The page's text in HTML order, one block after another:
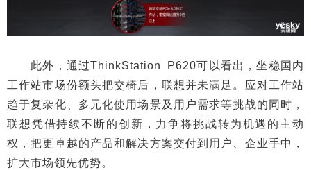
此外，通过ThinkStation P620可以看出，坐稳国内
工作站市场份额头把交椅后，联想并未满足。应对工作站
趋于复杂化、多元化使用场景及用户需求等挑战的同时，
联想凭借持续不断的创新，力争将挑战转为机遇的主动
权，把更卓越的产品和解决方案交付到用户、企业手中，
扩大市场领先优势。